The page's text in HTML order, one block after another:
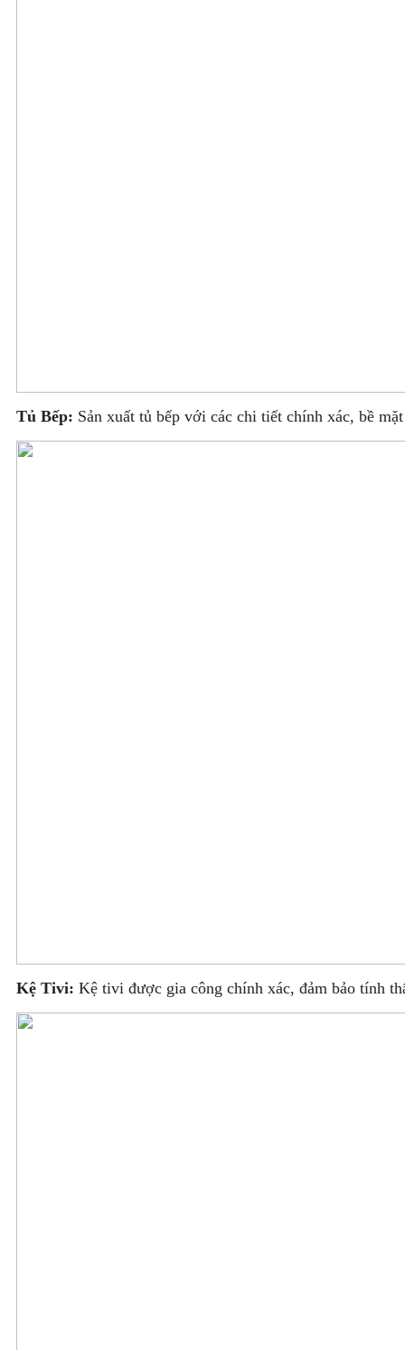
Tủ Bếp: Sản xuất tủ bếp với các chi tiết chính xác, bề
Kệ Tivi: Kệ tivi được gia công chính xác, đảm bảo tính